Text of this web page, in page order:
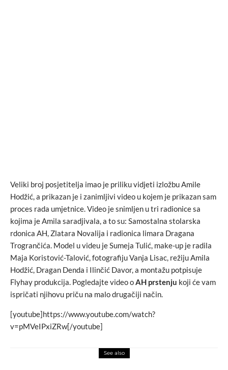
Veliki broj posjetitelja imao je priliku vidjeti izložbu Amile
Hodžić, a prikazan je i zanimljivi video u kojem je prikazan sam
proces rada umjetnice. Video je snimljen u tri radionice sa
kojima je Amila saradjivala, a to su: Samostalna stolarska
rdonica AH, Zlatara Novalija i radionica limara Dragana
Trogrančića. Model u videu je Sumeja Tulić, make-up je radila
Maja Koristović-Talović, fotografiju Vanja Lisac, režiju Amila
Hodžić, Dragan Denda i Ilinčić Davor, a montažu potpisuje
Flyhay produkcija. Pogledajte video o AH prstenju koji će vam
ispričati njihovu priču na malo drugačiji način.
[youtube]https://www.youtube.com/watch?
v=pMVeIPxiZRw[/youtube]
See also